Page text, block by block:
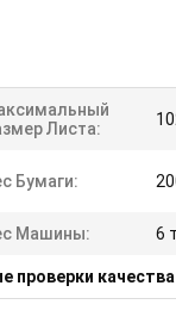
Листа:
Бумаги:
Машины: 6
проверки качества